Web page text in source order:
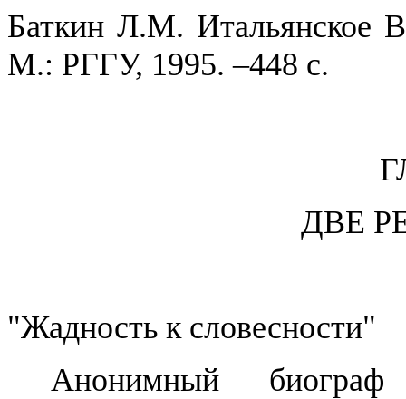
Баткин Л.М. Итальянское
М.: РГГУ, 1995. –448 с.
ДВЕ
"Жадность к словесности"
Анонимный